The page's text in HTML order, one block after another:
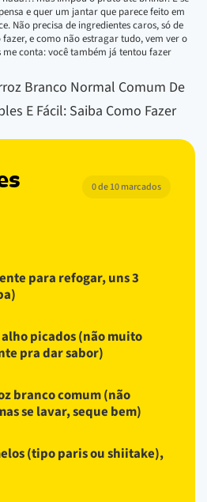
e quer um jantar que parece feito em
Não precisa de ingredientes caros, só de
e como não estragar tudo, vem ver o
me conta: você também já tentou fazer
Branco Normal Comum De
E Fácil: Saiba Como Fazer
0 de 10 marcados
para refogar, uns 3
alho picados (não muito
pra dar sabor)
branco comum (não
se lavar, seque bem)
(tipo paris ou shiitake),